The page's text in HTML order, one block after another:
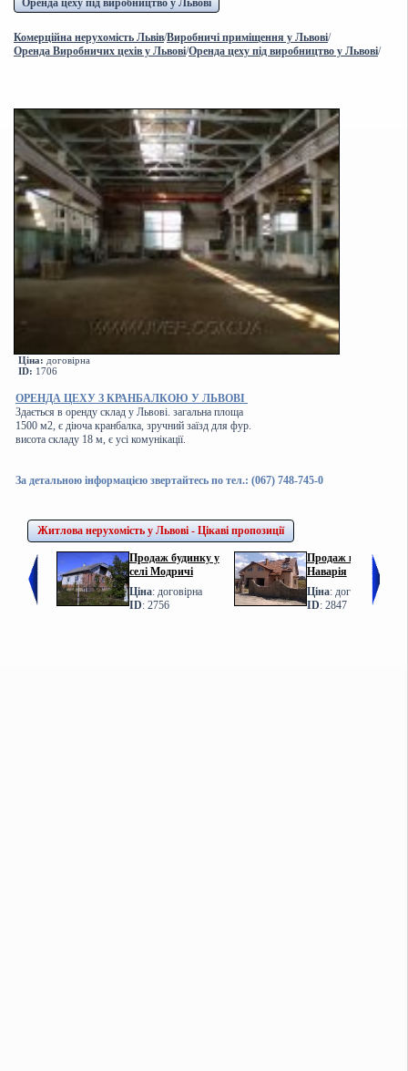
Оренда цеху під виробництво у Львові
Комерційна нерухомість Львів/Виробничі приміщення у Львові/
Оренда Виробничих цехів у Львові/Оренда цеху під виробництво у Львові/
Ціна: договірна
ID: 1706
ОРЕНДА ЦЕХУ З КРАНБАЛКОЮ У ЛЬВОВІ
Здається в оренду склад у Львові. загальна площа
1500 м2, є діюча кранбалка, зручний заїзд для фур.
висота складу 18 м, є усі комунікації.
За детальною інформацією звертайтесь по тел.: (067) 748-745-0
Житлова нерухомість у Львові - Цікаві пропозиції
Продаж будинку у
селі Модричі
Ціна: договірна
ID: 2756
Продаж котеджу у с.
Наварія
Ціна: договірна
ID: 2847